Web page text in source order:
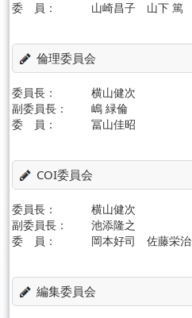
委 員：
山崎昌子 山下 篤
倫理委員会
委員長：
横山健次
副委員長：
嶋 緑倫
委 員：
冨山佳昭
COI委員会
委員長：
横山健次
副委員長：
池添隆之
委 員：
岡本好司 佐藤栄治
編集委員会